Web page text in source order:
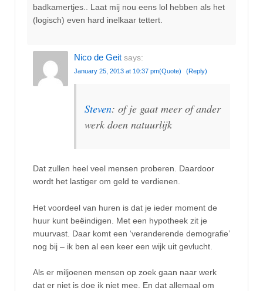
badkamertjes.. Laat mij nou eens lol hebben als het
(logisch) even hard inelkaar tettert.
Nico de Geit says:
January 25, 2013 at 10:37 pm(Quote) (Reply)
Steven: of je gaat meer of ander
werk doen natuurlijk
Dat zullen heel veel mensen proberen. Daardoor
wordt het lastiger om geld te verdienen.
Het voordeel van huren is dat je ieder moment de
huur kunt beëindigen. Met een hypotheek zit je
muurvast. Daar komt een ‘veranderende demografie’
nog bij – ik ben al een keer een wijk uit gevlucht.
Als er miljoenen mensen op zoek gaan naar werk
dat er niet is doe ik niet mee. En dat allemaal om